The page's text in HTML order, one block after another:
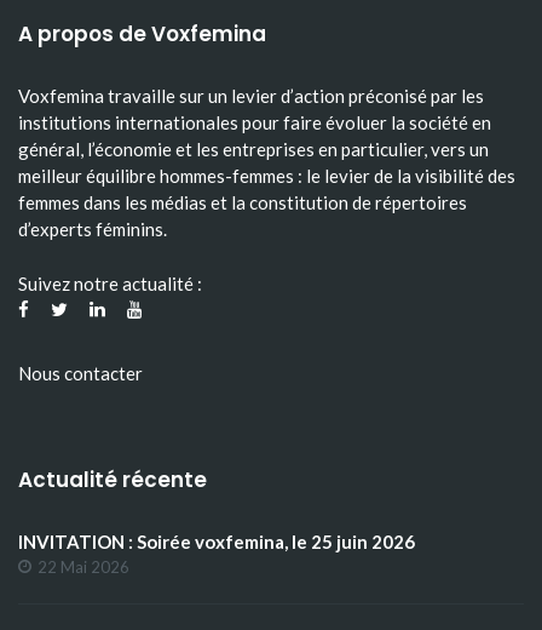
A propos de Voxfemina
Voxfemina travaille sur un levier d’action préconisé par les
institutions internationales pour faire évoluer la société en
général, l’économie et les entreprises en particulier, vers un
meilleur équilibre hommes-femmes : le levier de la visibilité des
femmes dans les médias et la constitution de répertoires
d’experts féminins.
Suivez notre actualité :
Nous contacter
Actualité récente
INVITATION : Soirée voxfemina, le 25 juin 2026
22 Mai 2026